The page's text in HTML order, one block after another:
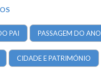
PAI PASSAGEM DO ANO
CIDADE E PATRIMÓNIO